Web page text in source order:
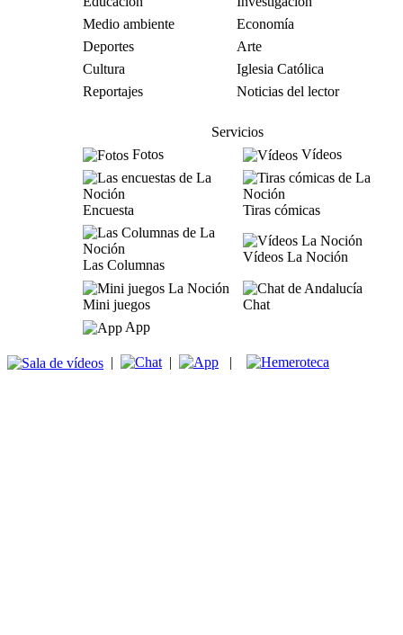
Medio ambiente
Economía
Deportes
Arte
Cultura
Iglesia Católica
Reportajes
Noticias del lector
Servicios
Fotos
Vídeos
Encuesta Tiras cómicas
Las Columnas
Vídeos La Noción
Mini juegos
Chat
App
| | |